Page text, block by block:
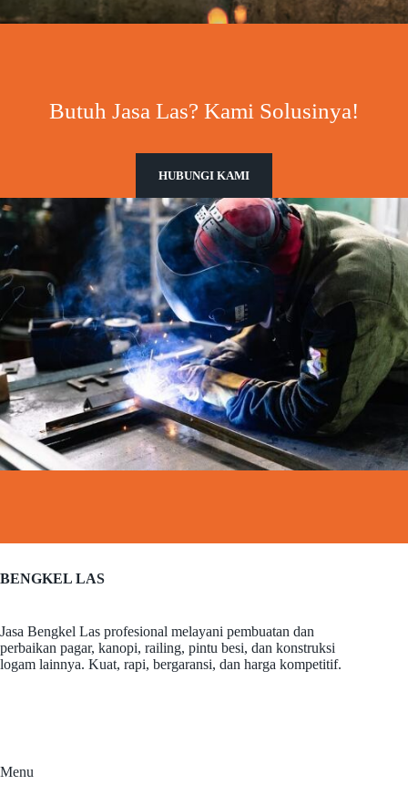
Butuh Jasa Las? Kami Solusinya!
HUBUNGI KAMI
BENGKEL LAS
Jasa Bengkel Las profesional melayani pembuatan dan
perbaikan pagar, kanopi, railing, pintu besi, dan konstruksi
logam lainnya. Kuat, rapi, bergaransi, dan harga kompetitif.
Menu